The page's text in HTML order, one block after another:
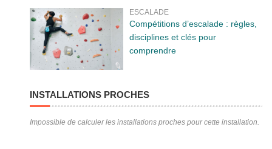
ESCALADE
Compétitions d’escalade : règles,
disciplines et clés pour
comprendre
INSTALLATIONS PROCHES
Impossible de calculer les installations proches pour cette installation.